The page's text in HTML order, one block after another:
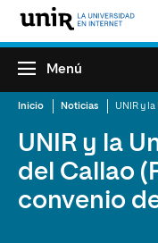
Menú
Inicio Noticias
UNIR y la
del Callao
convenio